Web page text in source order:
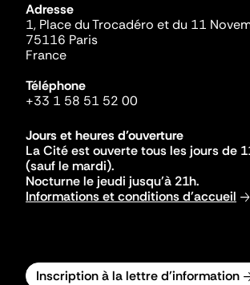
Adresse
1, Place du Trocadéro et du 11
75116 Paris
France
Téléphone
+33 1 58 51 52 00
Jours et heures d'ouverture
La Cité est ouverte tous les jours de
(sauf le mardi).
Nocturne le jeudi jusqu'à 21h.
Informations et conditions d'accueil
Inscription à la lettre d'information